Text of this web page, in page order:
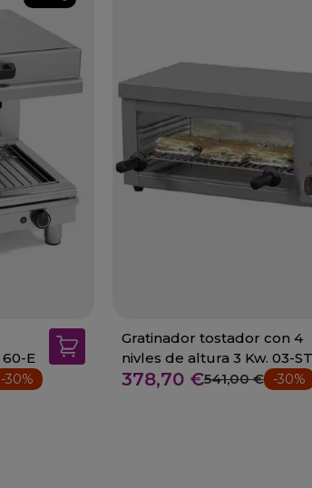
SA/E 60-E
-30%
Gratinador tostador con 4
nivles de altura 3 Kw. 03-
378,70 €541,00 € -30%